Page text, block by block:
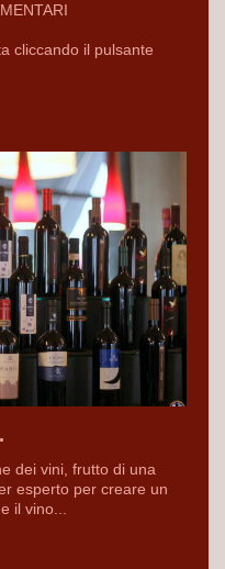
cliccando il pulsante
dei vini, frutto di una
esperto per creare un
il vino...